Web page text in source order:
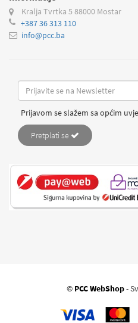
Kralja Tvrtka 5 88000 Mostar
+387 36 313 110
info@pcc.ba
Prijavom se slažem sa općim
Pretplati se
© PCC WebShop-